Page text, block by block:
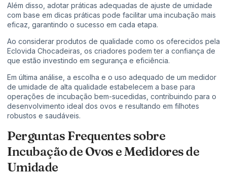
Além disso, adotar práticas adequadas de ajuste de umidade
com base em dicas práticas pode facilitar uma incubação mais
eficaz, garantindo o sucesso em cada etapa.
Ao considerar produtos de qualidade como os oferecidos pela
Eclovida Chocadeiras, os criadores podem ter a confiança de
que estão investindo em segurança e eficiência.
Em última análise, a escolha e o uso adequado de um medidor
de umidade de alta qualidade estabelecem a base para
operações de incubação bem-sucedidas, contribuindo para o
desenvolvimento ideal dos ovos e resultando em filhotes
robustos e saudáveis.
Perguntas Frequentes sobre
Incubação de Ovos e Medidores de
Umidade